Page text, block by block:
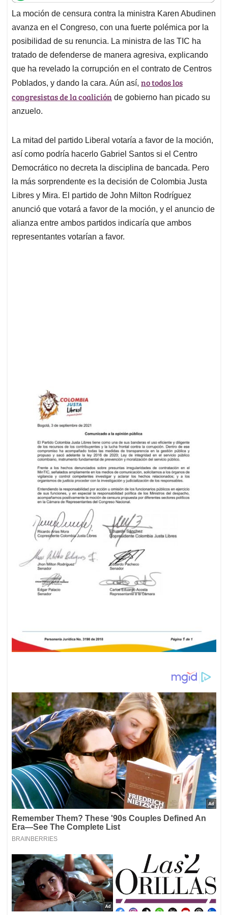
t
s
A
p
p
e
b
o
o
k
k
e
d
I
n
i
l
e
a
d
s
La moción de censura contra la ministra Karen Abudinen
avanza en el Congreso, con una fuerte polémica por la
posibilidad de su renuncia. La ministra de las TIC ha
tratado de defenderse de manera agresiva, explicando
que ha revelado la corrupción en el contrato de Centros
Poblados, y dando la cara. Aún así, no todos los
congresistas de la coalición de gobierno han picado su
anzuelo.
La mitad del partido Liberal votaría a favor de la moción,
así como podría hacerlo Gabriel Santos si el Centro
Democrático no decreta la disciplina de bancada. Pero
la más sorprendente es la decisión de Colombia Justa
Libres y Mira. El partido de John Milton Rodríguez
anunció que votará a favor de la moción, y el anuncio de
alianza entre ambos partidos indicaría que ambos
representantes votarían a favor.